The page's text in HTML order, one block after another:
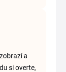
a
si overte,